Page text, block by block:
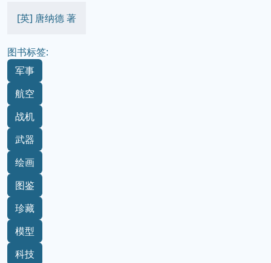
[英] 唐纳德 著
图书标签:
军事
航空
战机
武器
绘画
图鉴
珍藏
模型
科技